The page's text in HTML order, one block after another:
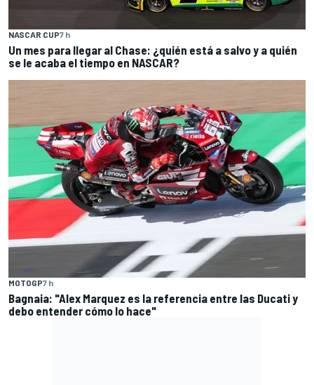
NASCAR CUP7 h
Un mes para llegar al Chase: ¿quién está a salvo y a quién
se le acaba el tiempo en NASCAR?
MOTOGP7 h
Bagnaia: "Alex Marquez es la referencia entre las Ducati y
debo entender cómo lo hace"